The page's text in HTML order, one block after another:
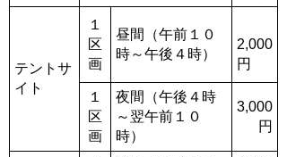
テントサ
イト
１
区
画
昼間（午前１０
時～午後４時）
2,000
円
１
区
画
夜間（午後４時
～翌午前１０
時）
3,000
円